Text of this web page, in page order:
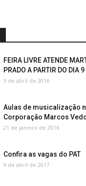
FEIRA LIVRE ATENDE
PRADO A PARTIR DO DIA 9
3 de abril de 2016
Aulas de musicalização
Corporação Marcos
21 de janeiro de 2016
Confira as vagas do PAT
9 de abril de 2017